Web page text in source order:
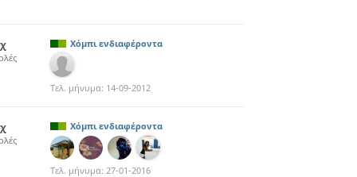
Χόμπι ενδιαφέροντα
Τελ. μήνυμα: 14-09-2012
Χόμπι ενδιαφέροντα
Τελ. μήνυμα: 27-01-2016